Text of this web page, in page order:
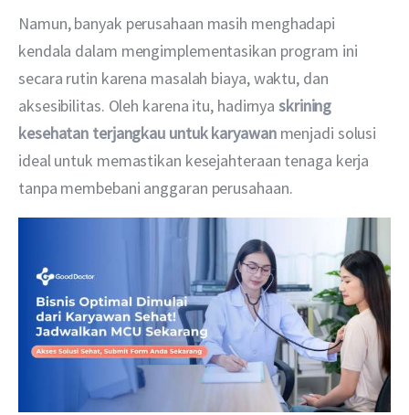
Namun, banyak perusahaan masih menghadapi
kendala dalam mengimplementasikan program ini
secara rutin karena masalah biaya, waktu, dan
aksesibilitas. Oleh karena itu, hadirnya skrining
kesehatan terjangkau untuk karyawan menjadi solusi
ideal untuk memastikan kesejahteraan tenaga kerja
tanpa membebani anggaran perusahaan.